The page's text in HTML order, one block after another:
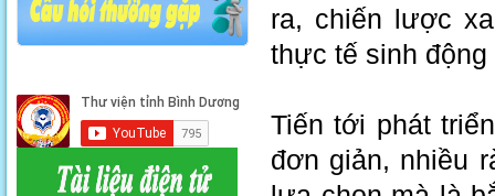
ra, chiến lược
thực tế sinh
Tiến tới phát
đơn giản, nhiều